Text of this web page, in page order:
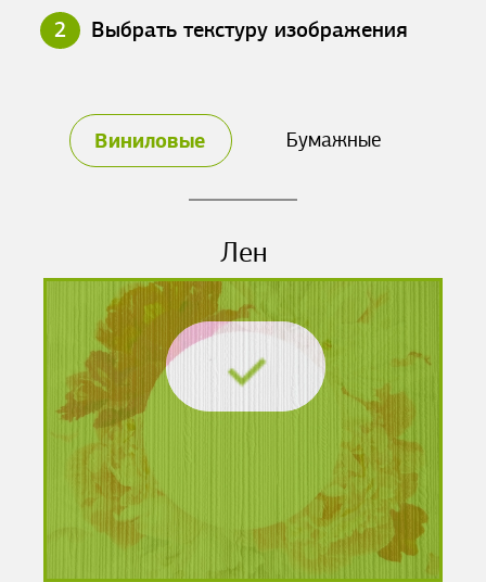
2 Выбрать текстуру изображения
Виниловые Бумажные
Лен